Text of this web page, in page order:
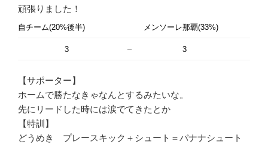
頑張りました！
自チーム(20%後半) メンソーレ那覇(33%)
3 – 3
【サポーター】
ホームで勝たなきゃなんとするみたいな。
先にリードした時には涙でてきたとか
【特訓】
どうめき プレースキック＋シュート＝バナナシュート